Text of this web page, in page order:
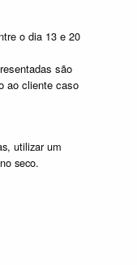
o dia 13 e 20
são
ao cliente caso
utilizar um
seco.